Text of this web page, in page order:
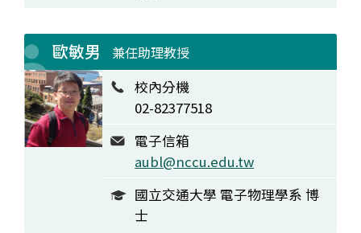
歐敏男 兼任助理教授
校內分機
02-82377518
電子信箱
aubl@nccu.edu.tw
國立交通大學 電子物理學系 博
士